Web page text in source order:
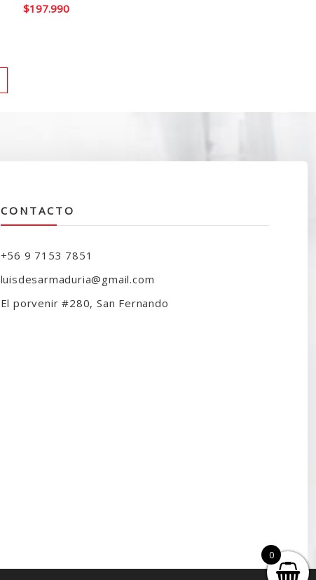
$197.990
CONTACTO
+56 9 7153 7851
luisdesarmaduria@gmail.com
El porvenir #280, San Fernando
0